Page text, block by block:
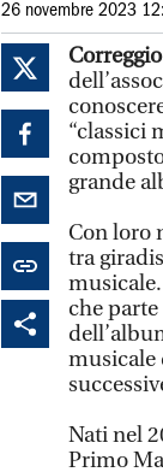
26 novembre 2023
Correggio
“classici
grande
Con loro
tra
che
musicale
Nati nel
Primo